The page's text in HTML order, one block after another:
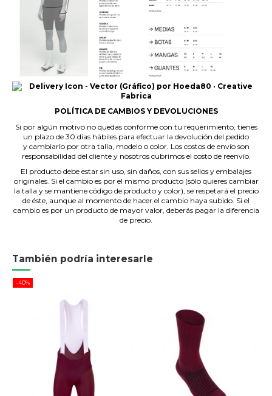
POLÍTICA DE CAMBIOS Y DEVOLUCIONES
Si por algún motivo no quedas conforme con tu requerimiento, tienes
un plazo de 30 días hábiles para efectuar la devolución del pedido
y cambiarlo por otra talla, modelo o color. Los costos de envío son
responsabilidad del cliente y nosotros cubrimos el costo de reenvío.
El producto debe estar sin uso, sin daños, con sus sellos y embalajes
originales. Si el cambio es por el mismo producto (sólo quieres cambiar
la talla y se mantiene código de producto y color), se respetará el precio
de éste, aunque al momento de hacer el cambio haya subido. Si el
cambio es por un producto de mayor valor, deberás pagar la diferencia
de precio.
También podría interesarle
-40%